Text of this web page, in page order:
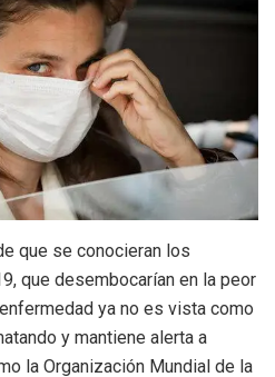
que se conocieran los
que desembocarían en la peor
ya no es vista como
y mantiene alerta a
la Organización Mundial de la